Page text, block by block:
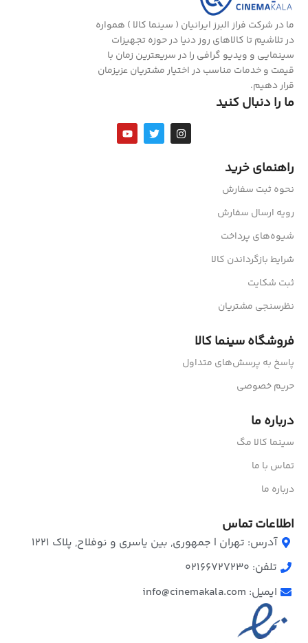
ما در شرکت فراز البرز ایرانیان ( سینما کالا ) همواره
در تلاشیم تا کالاهای روز دنیا در حوزه تجهیزات
سینمایی و ویدیو گرافی را در سریعترین زمان با
قیمت و خدمات مناسب در اختیار مشتریان عزیزمان
قرار دهیم.
ما را دنبال کنید
راهنمای خرید
نحوه ثبت سفارش
رویه ارسال سفارش
شیوه‌های پرداخت
شرایط بازگرداندن کالا
ثبت شکایت
نظرسنجی مشتریان
فروشگاه سینما کالا
پاسخ به پرسش‌های متداول
حریم خصوصی
درباره ما
سینما کالا مگ
تماس با ما
درباره ما
اطلاعات تماس
آدرس: تهران | جمهوری, بین یاسری و نوفلاح, پلاک ۱۲۲۱
تلفن: 02166727230
ایمیل: info@cinemakala.com